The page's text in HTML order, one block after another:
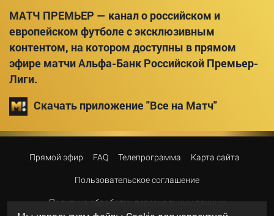
МАТЧ ПРЕМЬЕР — канал о российском и
европейском футболе с эксклюзивным
контентом, на котором доступны в прямом
эфире матчи Альфа-Банк Российской Премьер-
Лиги.
Скачать приложение "Все на Матч"
Прямой эфир FAQ Телепрограмма Карта сайта
Пользовательское соглашение
Политика обработки персональных данных